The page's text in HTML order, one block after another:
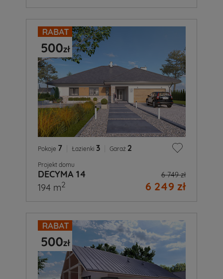
Pokoje 7 Łazienki 3 Garaż 2
Projekt domu
DECYMA 14 6 749 zł
6 249 zł
194 m2